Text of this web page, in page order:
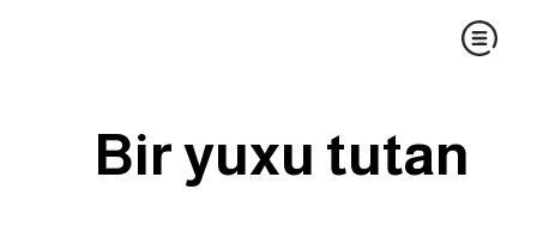
Bir yuxu tutan